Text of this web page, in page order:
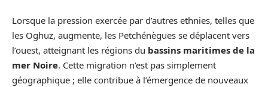
Lorsque la pression exercée par d’autres ethnies, telles que
les Oghuz, augmente, les Petchénègues se déplacent vers
l’ouest, atteignant les régions du bassins maritimes de la
mer Noire. Cette migration n’est pas simplement
géographique ; elle contribue à l’émergence de nouveaux